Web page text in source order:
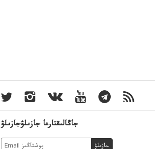
جاڭالىقتارعا جازىلۋجازىلۋ
جازىلۋ